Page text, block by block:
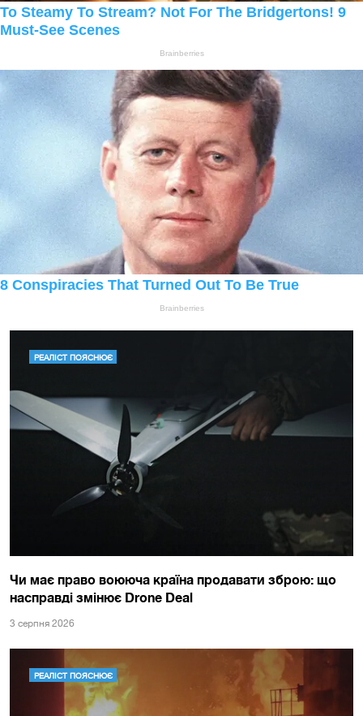
РЕАЛІСТ ПОЯСНЮЄ
Чи має право воююча країна продавати зброю: що
насправді змінює Drone Deal
3 серпня 2026
РЕАЛІСТ ПОЯСНЮЄ